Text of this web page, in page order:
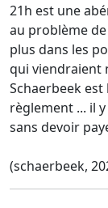
21h est une
au problème
plus dans les
qui viendraient
Schaerbeek
règlement ... il
sans devoir
(schaerbeek,